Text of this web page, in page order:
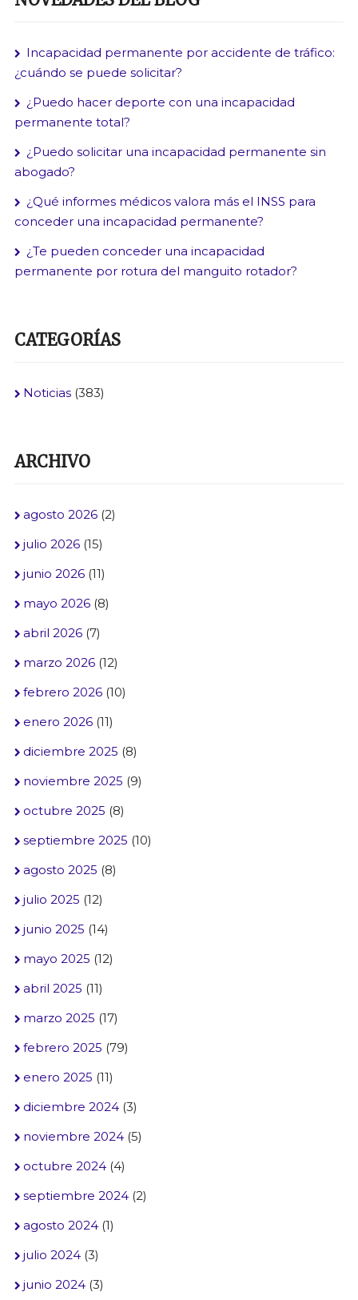
Incapacidad permanente por accidente de tráfico:
¿cuándo se puede solicitar?
¿Puedo hacer deporte con una incapacidad
permanente total?
¿Puedo solicitar una incapacidad permanente sin
abogado?
¿Qué informes médicos valora más el INSS para
conceder una incapacidad permanente?
¿Te pueden conceder una incapacidad
permanente por rotura del manguito rotador?
CATEGORÍAS
Noticias(383)
ARCHIVO
agosto 2026(2)
julio 2026(15)
junio 2026(11)
mayo 2026(8)
abril 2026(7)
marzo 2026(12)
febrero 2026(10)
enero 2026(11)
diciembre 2025 (8)
noviembre 2025 (9)
octubre 2025 (8)
septiembre 2025 (10)
agosto 2025 (8)
julio 2025 (12)
junio 2025 (14)
mayo 2025 (12)
abril 2025 (11)
marzo 2025 (17)
febrero 2025 (79)
enero 2025 (11)
diciembre 2024(3)
noviembre 2024(5)
octubre 2024(4)
septiembre 2024(2)
agosto 2024(1)
julio 2024(3)
junio 2024(3)